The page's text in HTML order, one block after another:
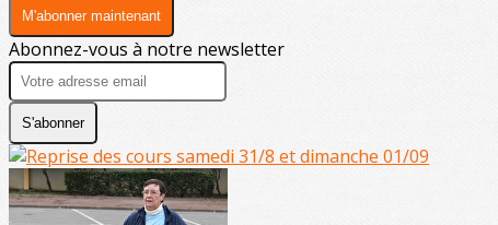
M'abonner maintenant
Abonnez-vous à notre newsletter
S'abonner